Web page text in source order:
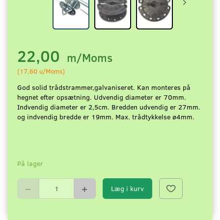
22,00 m/Moms
(17,60 u/Moms)
God solid trådstrammer,galvaniseret. Kan monteres på
hegnet efter opsætning. Udvendig diameter er 70mm.
Indvendig diameter er 2,5cm. Bredden udvendig er 27mm.
og indvendig bredde er 19mm. Max. trådtykkelse ø4mm.
På lager
Læg i kurv